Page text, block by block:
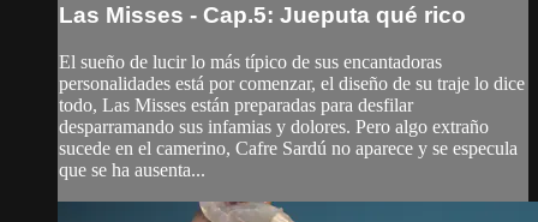
Las Misses - Cap.5: Jueputa qué rico
El sueño de lucir lo más típico de sus encantadoras
personalidades está por comenzar, el diseño de su traje lo dice
todo, Las Misses están preparadas para desfilar
desparramando sus infamias y dolores. Pero algo extraño
sucede en el camerino, Cafre Sardú no aparece y se especula
que se ha ausenta...